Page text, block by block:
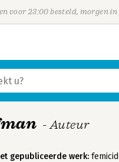
voor 23:00 besteld, morgen
- Auteur
gepubliceerde werk: